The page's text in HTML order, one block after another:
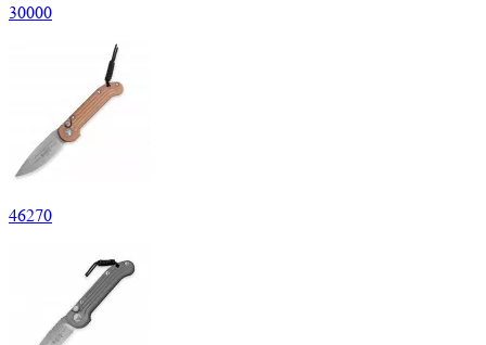
30000
46270